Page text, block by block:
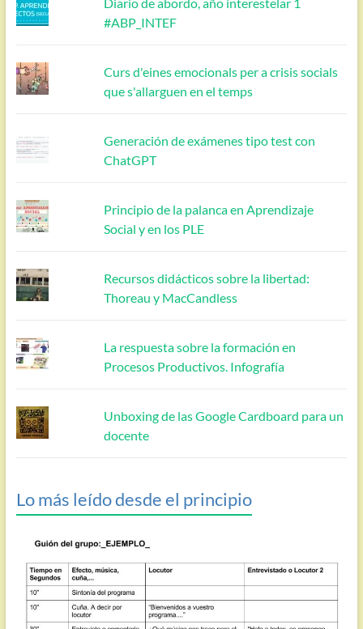
Diario de abordo, año interestelar 1
#ABP_INTEF
Curs d'eines emocionals per a crisis socials
que s'allarguen en el temps
Generación de exámenes tipo test con
ChatGPT
Principio de la palanca en Aprendizaje
Social y en los PLE
Recursos didácticos sobre la libertad:
Thoreau y MacCandless
La respuesta sobre la formación en
Procesos Productivos. Infografía
Unboxing de las Google Cardboard para un
docente
Lo más leído desde el principio